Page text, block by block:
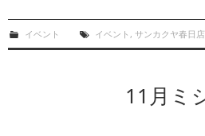
イベント イベント , サンカクヤ春日店
11月ミ